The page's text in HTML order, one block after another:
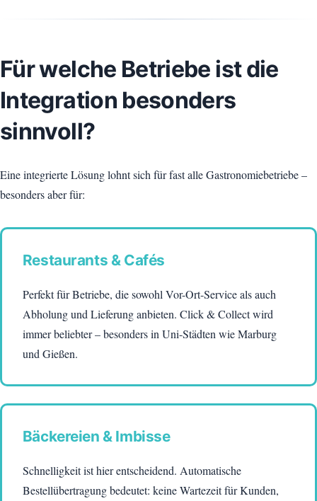
Für welche Betriebe ist die
Integration besonders
sinnvoll?
Eine integrierte Lösung lohnt sich für fast alle Gastronomiebetriebe –
besonders aber für:
Restaurants & Cafés
Perfekt für Betriebe, die sowohl Vor-Ort-Service als auch
Abholung und Lieferung anbieten. Click & Collect wird
immer beliebter – besonders in Uni-Städten wie Marburg
und Gießen.
Bäckereien & Imbisse
Schnelligkeit ist hier entscheidend. Automatische
Bestellübertragung bedeutet: keine Wartezeit für Kunden,